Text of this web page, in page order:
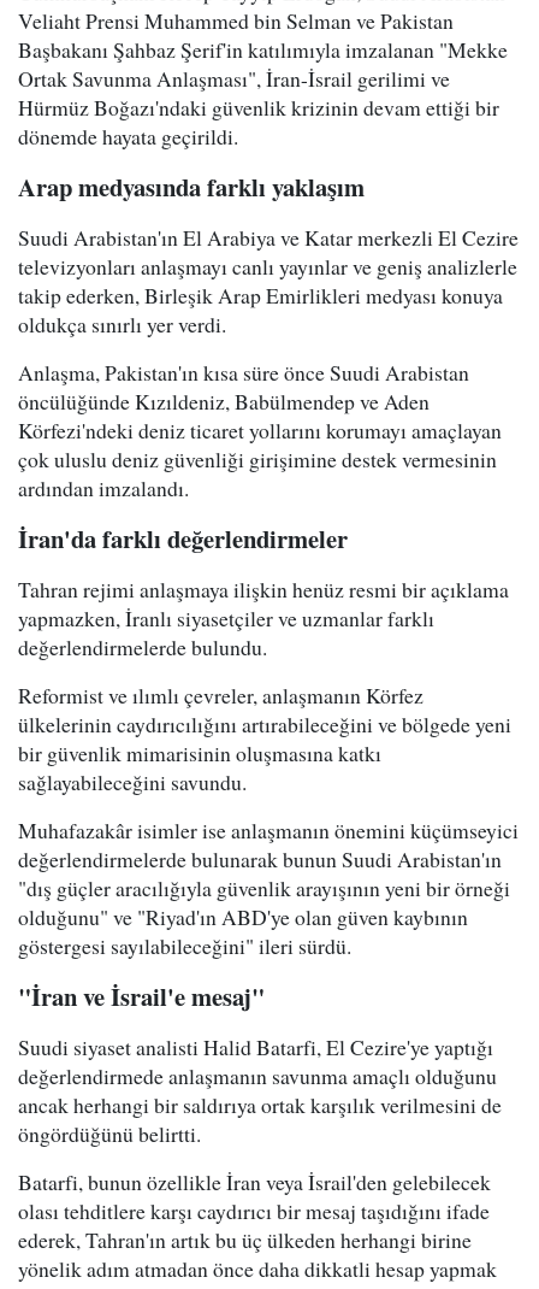
Veliaht Prensi Muhammed bin Selman ve Pakistan
Başbakanı Şahbaz Şerif'in katılımıyla imzalanan "Mekke
Ortak Savunma Anlaşması", İran-İsrail gerilimi ve
Hürmüz Boğazı'ndaki güvenlik krizinin devam ettiği bir
dönemde hayata geçirildi.
Arap medyasında farklı yaklaşım
Suudi Arabistan'ın El Arabiya ve Katar merkezli El Cezire
televizyonları anlaşmayı canlı yayınlar ve geniş analizlerle
takip ederken, Birleşik Arap Emirlikleri medyası konuya
oldukça sınırlı yer verdi.
Anlaşma, Pakistan'ın kısa süre önce Suudi Arabistan
öncülüğünde Kızıldeniz, Babülmendep ve Aden
Körfezi'ndeki deniz ticaret yollarını korumayı amaçlayan
çok uluslu deniz güvenliği girişimine destek vermesinin
ardından imzalandı.
İran'da farklı değerlendirmeler
Tahran rejimi anlaşmaya ilişkin henüz resmi bir açıklama
yapmazken, İranlı siyasetçiler ve uzmanlar farklı
değerlendirmelerde bulundu.
Reformist ve ılımlı çevreler, anlaşmanın Körfez
ülkelerinin caydırıcılığını artırabileceğini ve bölgede yeni
bir güvenlik mimarisinin oluşmasına katkı
sağlayabileceğini savundu.
Muhafazakâr isimler ise anlaşmanın önemini küçümseyici
değerlendirmelerde bulunarak bunun Suudi Arabistan'ın
"dış güçler aracılığıyla güvenlik arayışının yeni bir örneği
olduğunu" ve "Riyad'ın ABD'ye olan güven kaybının
göstergesi sayılabileceğini" ileri sürdü.
"İran ve İsrail'e mesaj"
Suudi siyaset analisti Halid Batarfi, El Cezire'ye yaptığı
değerlendirmede anlaşmanın savunma amaçlı olduğunu
ancak herhangi bir saldırıya ortak karşılık verilmesini de
öngördüğünü belirtti.
Batarfi, bunun özellikle İran veya İsrail'den gelebilecek
olası tehditlere karşı caydırıcı bir mesaj taşıdığını ifade
ederek, Tahran'ın artık bu üç ülkeden herhangi birine
yönelik adım atmadan önce daha dikkatli hesap yapmak